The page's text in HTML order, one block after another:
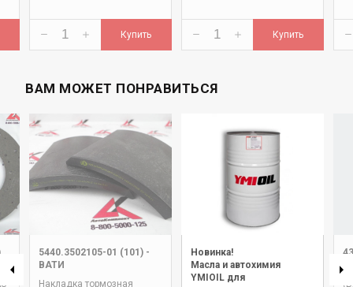
Купить Купить
ВАМ МОЖЕТ ПОНРАВИТЬСЯ
5440.3502105-01 (101) -
ВАТИ
Накладка тормозная
Новинка!
Масла и автохимия
YMIOIL для